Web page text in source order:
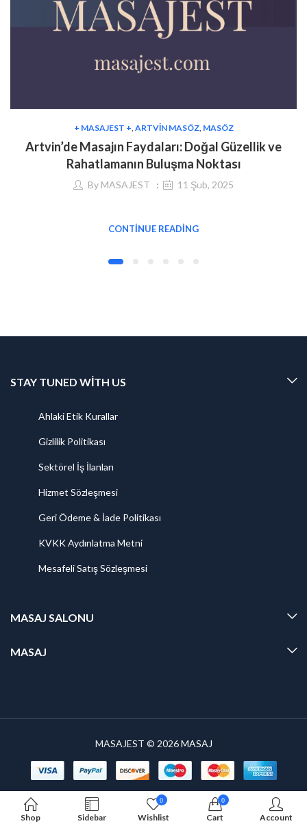
+ MASAJEST +,ARTVIN MASÖZ, MASÖZ
Artvin’de Masajın Faydaları: Doğal Güzellik ve
Rahatlamanın Buluşma Noktası
By MASAJEST 11 Şub, 2025
CONTINUE READING
STAY TUNED WITH US
Ahlaki Etik Kurallar
Gizlilik Politikası
Sektörel İş İlanları
Hizmet Sözleşmesi
Geri Ödeme & İade Politikası
KVKK Aydınlatma Metni
Mesafeli Satış Sözleşmesi
MASAJ SALONU
MASAJ
MASAJEST © 2026MASAJ
Shop Sidebar
0
Wishlist
0
Cart Account